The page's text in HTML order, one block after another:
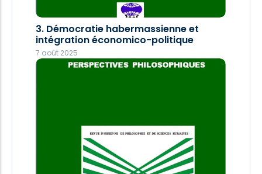
3. Démocratie habermassienne et
intégration économico-politique
7 août 2025
1. Les enjeux politiques de la crise
écologique
28 décembre 2025